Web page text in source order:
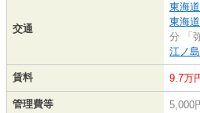
交通
東海
東海
分 「
江ノ
賃料 9.7万
管理費等 5,000